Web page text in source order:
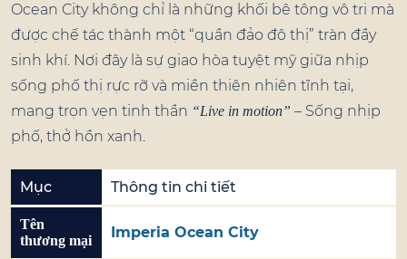
Ocean City không chỉ là những khối bê tông vô tri mà
được chế tác thành một “quần đảo đô thị” tràn đầy
sinh khí. Nơi đây là sự giao hòa tuyệt mỹ giữa nhịp
sống phố thị rực rỡ và miền thiên nhiên tĩnh tại,
mang trọn vẹn tinh thần “Live in motion” – Sống nhịp
phố, thở hồn xanh.
Mục Thông tin chi tiết
Tên
thương mại
Imperia Ocean City